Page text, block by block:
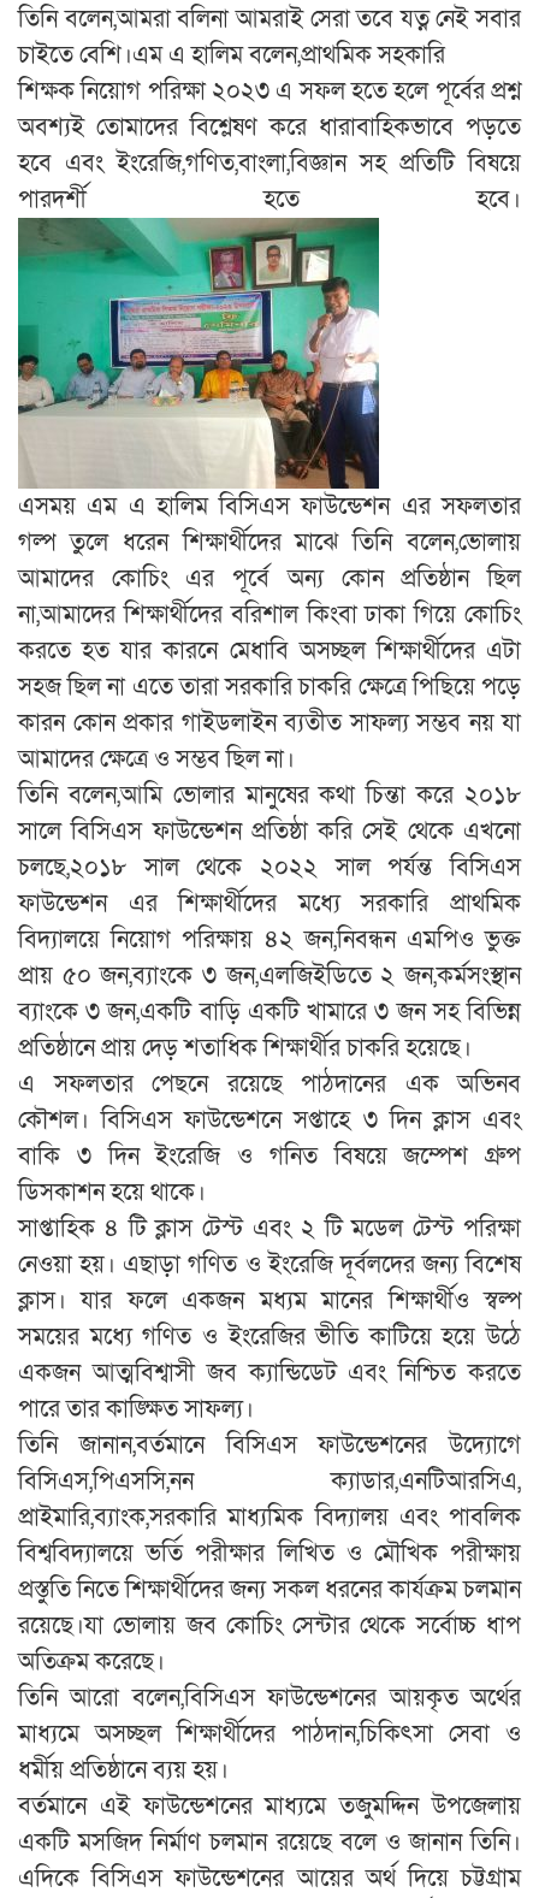
তিনি বলেন,আমরা বলিনা আমরাই সেরা তবে যত্ন নেই সবার
চাইতে বেশি।এম এ হালিম বলেন,প্রাথমিক সহকারি
শিক্ষক নিয়োগ পরিক্ষা ২০২৩ এ সফল হতে হলে পূর্বের প্রশ্ন
অবশ্যই তোমাদের বিশ্লেষণ করে ধারাবাহিকভাবে পড়তে
হবে এবং ইংরেজি,গণিত,বাংলা,বিজ্ঞান সহ প্রতিটি বিষয়ে
পারদর্শী হতে হবে।
এসময় এম এ হালিম বিসিএস ফাউন্ডেশন এর সফলতার
গল্প তুলে ধরেন শিক্ষার্থীদের মাঝে তিনি বলেন,ভোলায়
আমাদের কোচিং এর পূর্বে অন্য কোন প্রতিষ্ঠান ছিল
না,আমাদের শিক্ষার্থীদের বরিশাল কিংবা ঢাকা গিয়ে কোচিং
করতে হত যার কারনে মেধাবি অসচ্ছল শিক্ষার্থীদের এটা
সহজ ছিল না এতে তারা সরকারি চাকরি ক্ষেত্রে পিছিয়ে পড়ে
কারন কোন প্রকার গাইডলাইন ব্যতীত সাফল্য সম্ভব নয় যা
আমাদের ক্ষেত্রে ও সম্ভব ছিল না।
তিনি বলেন,আমি ভোলার মানুষের কথা চিন্তা করে ২০১৮
সালে বিসিএস ফাউন্ডেশন প্রতিষ্ঠা করি সেই থেকে এখনো
চলছে,২০১৮ সাল থেকে ২০২২ সাল পর্যন্ত বিসিএস
ফাউন্ডেশন এর শিক্ষার্থীদের মধ্যে সরকারি প্রাথমিক
বিদ্যালয়ে নিয়োগ পরিক্ষায় ৪২ জন,নিবন্ধন এমপিও ভুক্ত
প্রায় ৫০ জন,ব্যাংকে ৩ জন,এলজিইডিতে ২ জন,কর্মসংস্থান
ব্যাংকে ৩ জন,একটি বাড়ি একটি খামারে ৩ জন সহ বিভিন্ন
প্রতিষ্ঠানে প্রায় দেড় শতাধিক শিক্ষার্থীর চাকরি হয়েছে।
এ সফলতার পেছনে রয়েছে পাঠদানের এক অভিনব
কৌশল। বিসিএস ফাউন্ডেশনে সপ্তাহে ৩ দিন ক্লাস এবং
বাকি ৩ দিন ইংরেজি ও গনিত বিষয়ে জম্পেশ গ্রুপ
ডিসকাশন হয়ে থাকে।
সাপ্তাহিক ৪ টি ক্লাস টেস্ট এবং ২ টি মডেল টেস্ট পরিক্ষা
নেওয়া হয়। এছাড়া গণিত ও ইংরেজি দূর্বলদের জন্য বিশেষ
ক্লাস। যার ফলে একজন মধ্যম মানের শিক্ষার্থীও স্বল্প
সময়ের মধ্যে গণিত ও ইংরেজির ভীতি কাটিয়ে হয়ে উঠে
একজন আত্মবিশ্বাসী জব ক্যান্ডিডেট এবং নিশ্চিত করতে
পারে তার কাঙ্ক্ষিত সাফল্য।
তিনি জানান,বর্তমানে বিসিএস ফাউন্ডেশনের উদ্যোগে
বিসিএস,পিএসসি,নন ক্যাডার,এনটিআরসিএ,
প্রাইমারি,ব্যাংক,সরকারি মাধ্যমিক বিদ্যালয় এবং পাবলিক
বিশ্ববিদ্যালয়ে ভর্তি পরীক্ষার লিখিত ও মৌখিক পরীক্ষায়
প্রস্তুতি নিতে শিক্ষার্থীদের জন্য সকল ধরনের কার্যক্রম চলমান
রয়েছে।যা ভোলায় জব কোচিং সেন্টার থেকে সর্বোচ্চ ধাপ
অতিক্রম করেছে।
তিনি আরো বলেন,বিসিএস ফাউন্ডেশনের আয়কৃত অর্থের
মাধ্যমে অসচ্ছল শিক্ষার্থীদের পাঠদান,চিকিৎসা সেবা ও
ধর্মীয় প্রতিষ্ঠানে ব্যয় হয়।
বর্তমানে এই ফাউন্ডেশনের মাধ্যমে তজুমদ্দিন উপজেলায়
একটি মসজিদ নির্মাণ চলমান রয়েছে বলে ও জানান তিনি।
এদিকে বিসিএস ফাউন্ডেশনের আয়ের অর্থ দিয়ে চট্টগ্রাম